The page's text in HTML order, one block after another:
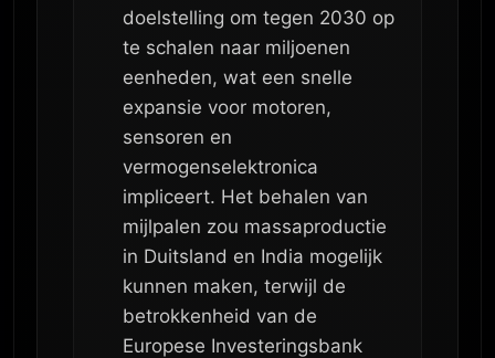
doelstelling om tegen 2030 op
te schalen naar miljoenen
eenheden, wat een snelle
expansie voor motoren,
sensoren en
vermogenselektronica
impliceert. Het behalen van
mijlpalen zou massaproductie
in Duitsland en India mogelijk
kunnen maken, terwijl de
betrokkenheid van de
Europese Investeringsbank